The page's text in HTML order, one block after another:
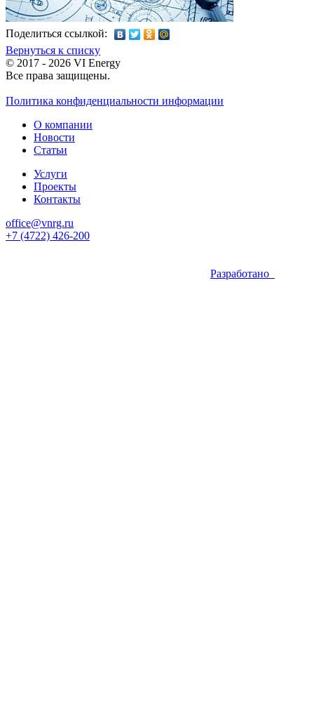
Поделиться ссылкой:
Вернуться к списку
© 2017 - 2026 VI Energy
Все права защищены.
Политика конфиденциальности информации
О компании
Новости
Статьи
Услуги
Проекты
Контакты
office@vnrg.ru
+7 (4722) 426-200
Разработано